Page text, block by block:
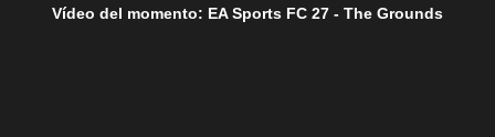
Vídeo del momento: EA Sports FC 27 - The Grounds